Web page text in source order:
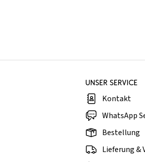
UNSER SERVICE
Kontakt
WhatsApp
Bestellung
Lieferung &